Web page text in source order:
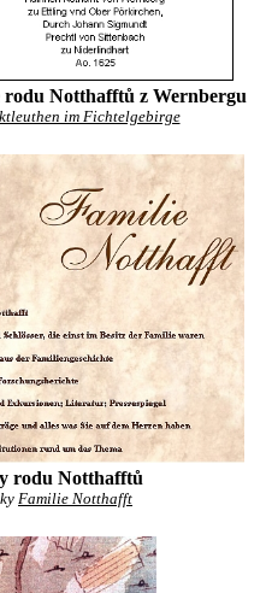
rodu Notthafftů z Wernbergu
im Fichtelgebirge
rodu Notthafftů
Familie Notthafft